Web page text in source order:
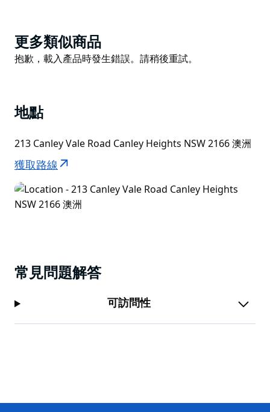
味大膽的咖啡館體驗的人士的理想之選。來這裡喝杯咖
啡，感受這裡的社區氛圍－別忘了拍張照分享到
Instagram。
Product
List
更多類似商品
Product
抱歉，載入產品時發生錯誤。請稍後重試。
地點
213 Canley Vale Road Canley Heights NSW 2166 澳洲
獲取路線
常見問題解答
可訪問性